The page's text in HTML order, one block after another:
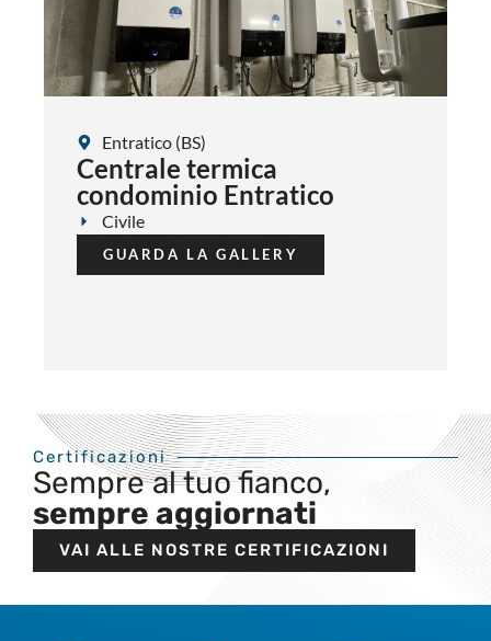
Entratico (BS)
Centrale termica
condominio Entratico
Civile
GUARDA LA GALLERY
Certificazioni
Sempre al tuo fianco,
sempre aggiornati
VAI ALLE NOSTRE CERTIFICAZIONI